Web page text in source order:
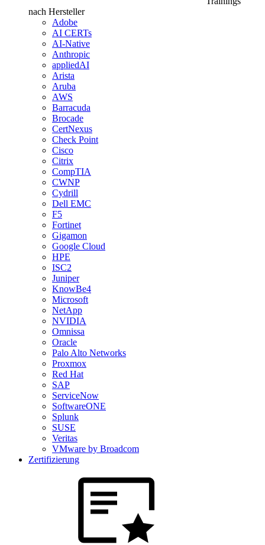
nach Hersteller
Adobe
AI CERTs
AI-Native
Anthropic
appliedAI
Arista
Aruba
AWS
Barracuda
Brocade
CertNexus
Check Point
Cisco
Citrix
CompTIA
CWNP
Cydrill
Dell EMC
F5
Fortinet
Gigamon
Google Cloud
HPE
ISC2
Juniper
KnowBe4
Microsoft
NetApp
NVIDIA
Omnissa
Oracle
Palo Alto Networks
Proxmox
Red Hat
SAP
ServiceNow
SoftwareONE
Splunk
SUSE
Veritas
VMware by Broadcom
Zertifizierung